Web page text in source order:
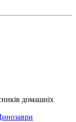
домашніх